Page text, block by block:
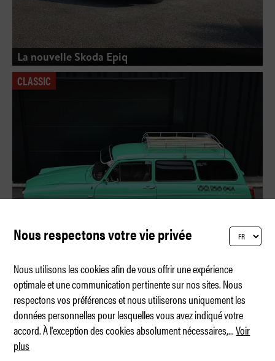
La nouvelle Skoda Epiq
CLASSIC
Le « Biedermann-Express »
Nous respectons votre vie privée
Nous utilisons les cookies afin de vous offrir une expérience
optimale et une communication pertinente sur nos sites. Nous
respectons vos préférences et nous utiliserons uniquement les
données personnelles pour lesquelles vous avez indiqué votre
accord. À l'exception des cookies absolument nécessaires,...Voir
plus